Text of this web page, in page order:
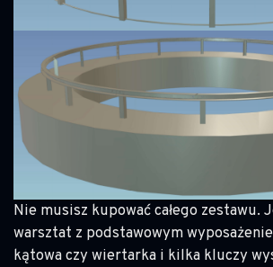
Nie musisz kupować całego zestawu.
warsztat z podstawowym
kątowa czy wiertarka i kilka kluczy